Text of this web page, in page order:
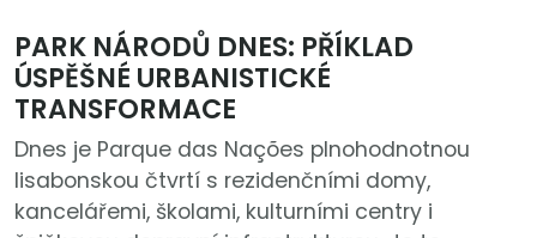
PARK NÁRODŮ DNES: PŘÍKLAD
ÚSPĚŠNÉ URBANISTICKÉ
TRANSFORMACE
Dnes je Parque das Nações plnohodnotnou
lisabonskou čtvrtí s rezidenčními domy,
kancelářemi, školami, kulturními centry i